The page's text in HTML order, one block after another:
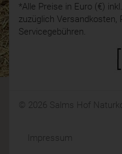
*Alle Preise in Euro (€)
zuzüglich Versandkosten,
Servicegebühren.
© 2026 Salms Hof
Impressum